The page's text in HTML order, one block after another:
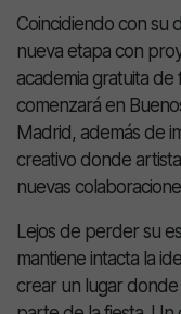
Coincidiendo con su
nueva etapa con
academia gratuita
comenzará en
Madrid, además de
creativo donde
nuevas
Lejos de perder su
mantiene intacta la
crear un lugar